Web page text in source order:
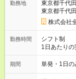
河合塾模擬
＝日収
合あり ・国
割手当＋100円
用期間なし
勤務地
東京都千代
東京都千代
株式会社
勤務時間
シフト制
1日あたり
間は 試験
期間 単発・1日の